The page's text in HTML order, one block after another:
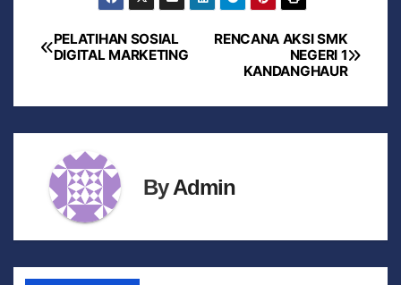
RENCANA AKSI SMK
NEGERI 1
KANDANGHAUR
PELATIHAN SOSIAL
DIGITAL MARKETING
ByAdmin